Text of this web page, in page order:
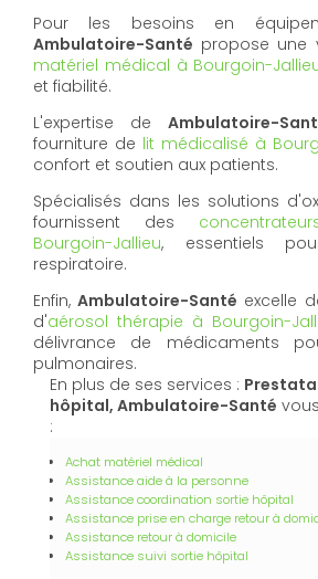
Pour les besoins en
Ambulatoire-Santé propose une
matériel médical à Bourgoin-
et fiabilité.
L'expertise de Ambulatoire-
fourniture de lit médicalisé à
confort et soutien aux patients.
Spécialisés dans les solutions
fournissent des
Bourgoin-Jallieu, essentiels
respiratoire.
Enfin,Ambulatoire-Santé excelle
d'aérosol thérapie à Bourgoin-
délivrance de médicaments
pulmonaires.
En plus de ses services :
hôpital, Ambulatoire-Santé
:
Achat matériel médical
Assistance aide à la personne
Assistance coordination sortie hôpital
Assistance prise en charge retour à
Assistance retour à domicile
Assistance suivi sortie hôpital